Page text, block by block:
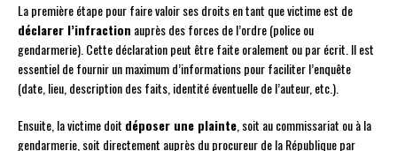
La première étape pour faire valoir ses droits en tant que victime est de
déclarer l’infraction auprès des forces de l’ordre (police ou
gendarmerie). Cette déclaration peut être faite oralement ou par écrit. Il est
essentiel de fournir un maximum d’informations pour faciliter l’enquête
(date, lieu, description des faits, identité éventuelle de l’auteur, etc.).
Ensuite, la victime doit déposer une plainte, soit au commissariat ou à la
gendarmerie, soit directement auprès du procureur de la République par